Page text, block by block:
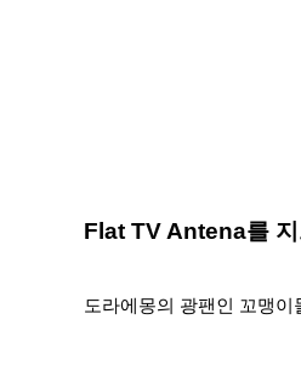
Flat TV Antena를
도라에몽의 광팬인 꼬맹